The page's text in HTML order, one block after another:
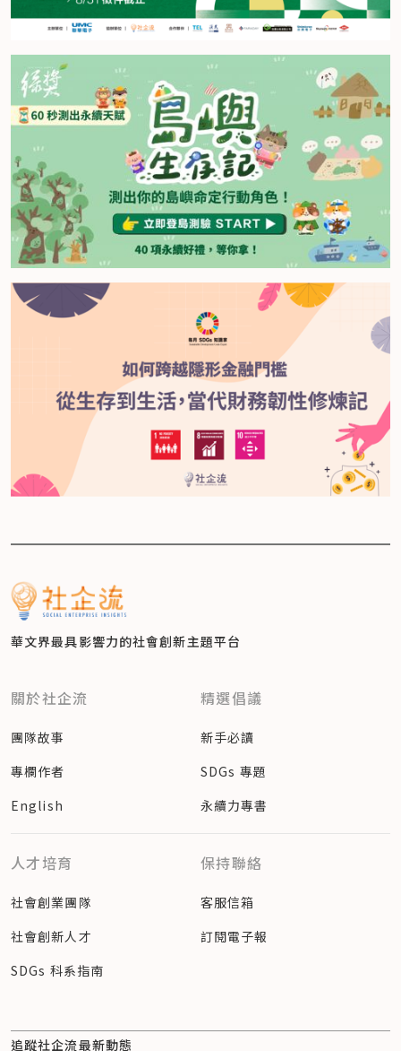
華文界最具影響力的社會創新主題平台
關於社企流
團隊故事
專欄作者
English
精選倡議
新手必讀
SDGs 專題
永續力專書
人才培育
社會創業團隊
社會創新人才
SDGs 科系指南
保持聯絡
客服信箱
訂閱電子報
追蹤社企流最新動態